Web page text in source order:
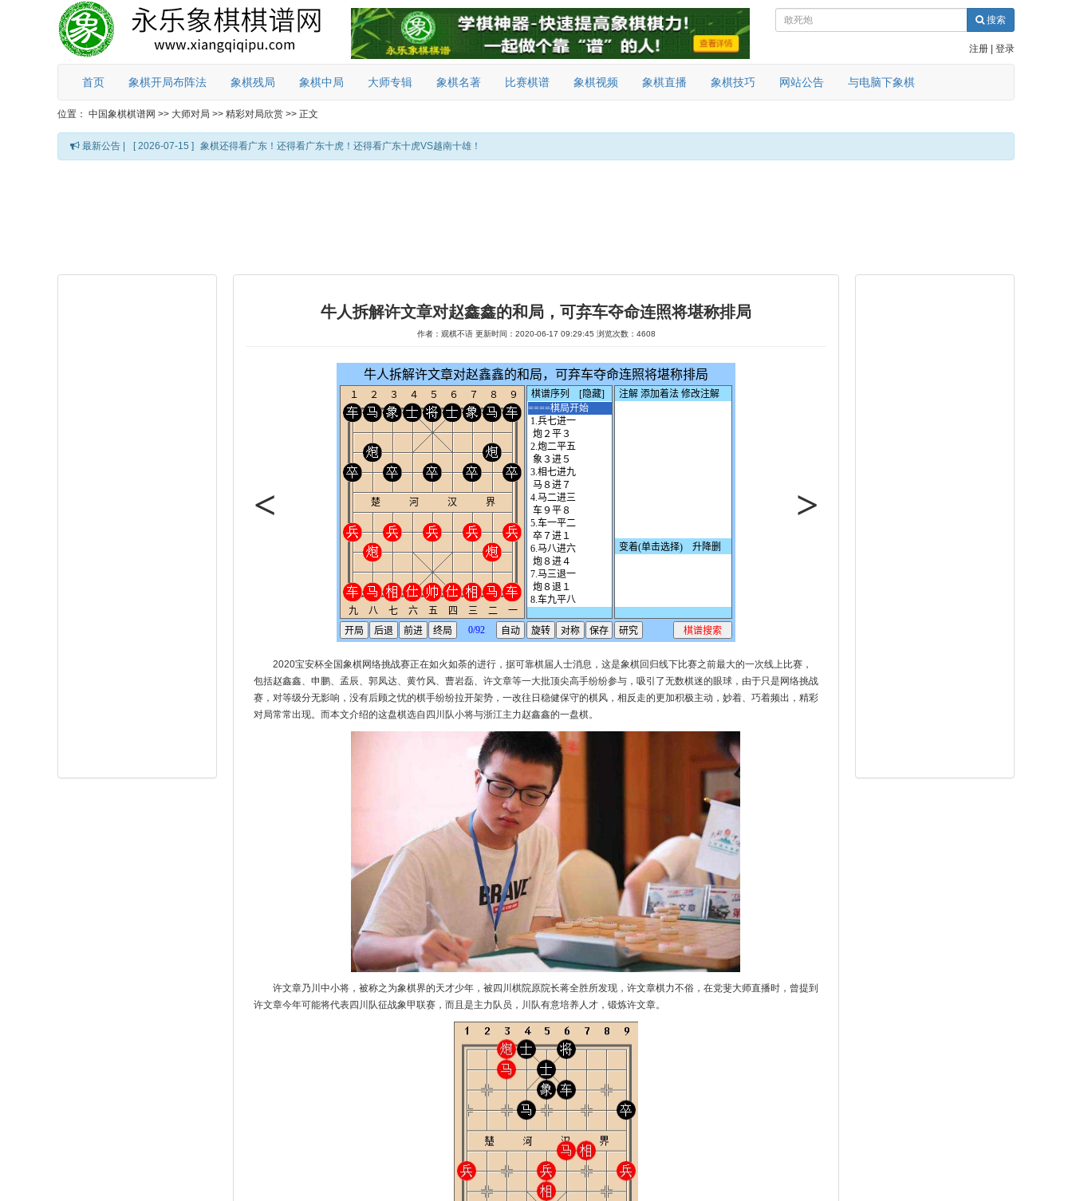
搜索
注册 登录
首页 象棋开局布阵法 象棋残局 象棋中局 大师专辑 象棋名著 比赛棋谱 象棋视频 象棋直播 象棋技巧 网站公告 与电脑下象棋
位置： 中国象棋棋谱网 >> 大师对局 >> 精彩对局欣赏 >> 正文
最新公告 | [ 2026-07-15 ] 象棋还得看广东！还得看广东十虎！还得看广东十虎VS越南十雄！
牛人拆解许文章对赵鑫鑫的和局，可弃车夺命连照将堪称排局
作者：观棋不语 更新时间：2020-06-17 09:29:45 浏览次数：4608
2020宝安杯全国象棋网络挑战赛正在如火如荼的进行，据可靠棋届人士消息，这是象棋回归线下比赛之前最大的一次线上比赛，
包括赵鑫鑫、申鹏、孟辰、郭凤达、黄竹风、曹岩磊、许文章等一大批顶尖高手纷纷参与，吸引了无数棋迷的眼球，由于只是网络挑战
赛，对等级分无影响，没有后顾之忧的棋手纷纷拉开架势，一改往日稳健保守的棋风，相反走的更加积极主动，妙着、巧着频出，精彩
对局常常出现。而本文介绍的这盘棋选自四川队小将与浙江主力赵鑫鑫的一盘棋。
许文章乃川中小将，被称之为象棋界的天才少年，被四川棋院原院长蒋全胜所发现，许文章棋力不俗，在党斐大师直播时，曾提到
许文章今年可能将代表四川队征战象甲联赛，而且是主力队员，川队有意培养人才，锻炼许文章。
< >